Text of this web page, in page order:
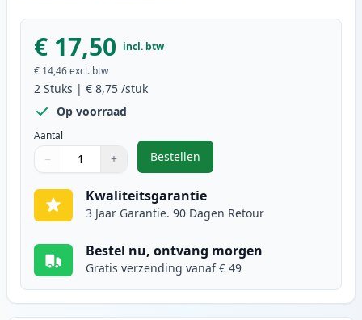
€ 17,50 incl. btw
€ 14,46excl. btw
2 Stuks | € 8,75 /stuk
Op voorraad
Aantal
Gebruik de knoppen om aan te passen
− +
1
Bestellen
,2 stuks Brother LC123 (LC121)
Kwaliteitsgarantie
3 Jaar Garantie. 90 Dagen Retour
Bestel nu, ontvang morgen
Gratis verzending vanaf € 49